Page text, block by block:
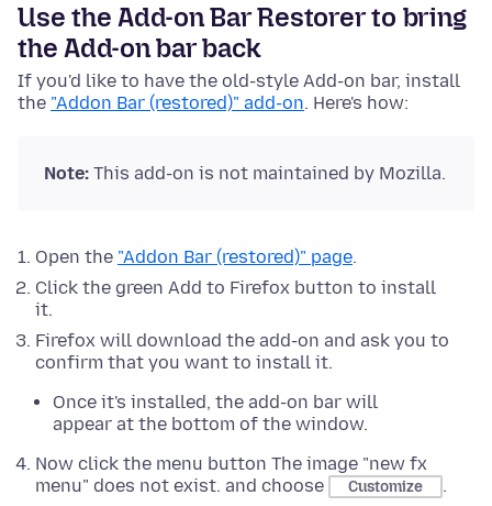
Use the Add-on Bar Restorer to bring
the Add-on bar back
If you'd like to have the old-style Add-on bar, install
the "Addon Bar (restored)" add-on. Here's how:
Note: This add-on is not maintained by Mozilla.
Open the "Addon Bar (restored)" page.
Click the green Add to Firefox button to install
it.
Firefox will download the add-on and ask you to
confirm that you want to install it.
Once it's installed, the add-on bar will
appear at the bottom of the window.
Now click the menu button The image "new fx
menu" does not exist. and choose
Customize .